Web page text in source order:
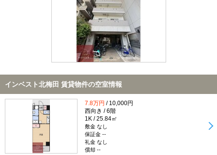
TOP
インベスト北梅田 賃貸物件の空室情報
7.8万円 / 10,000円
西向き / 6階
1K / 25.84㎡
敷金 なし
保証金 --
礼金 なし
償却 --